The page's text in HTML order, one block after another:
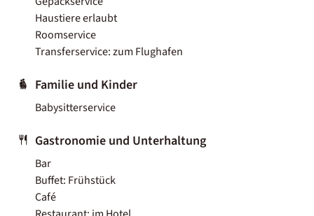
Haustiere erlaubt
Roomservice
Transferservice: zum Flughafen
Familie und Kinder
Babysitterservice
Gastronomie und Unterhaltung
Bar
Buffet: Frühstück
Café